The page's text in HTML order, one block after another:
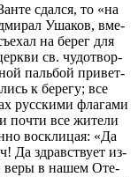
сдал­ся, то «на
Уша­ков, вме­
на бе­рег для
св. чу­до­твор­
паль­бой при­вет­
к бе­ре­гу; все
рус­ски­ми фла­га­ми
по­чти все жи­те­ли
вос­кли­цая: «Да
Да здрав­ству­ет из­
ве­ры в на­шем Оте­